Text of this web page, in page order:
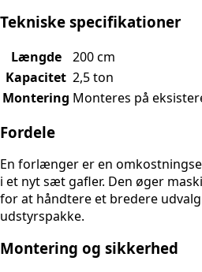
Tekniske specifikationer
Længde
200 cm
Kapacitet 2,5 ton
Montering Monteres på
Fordele
En forlænger er en
i et nyt sæt gafler. Den øger
for at håndtere et bredere
udstyrspakke.
Montering og sikkerhed